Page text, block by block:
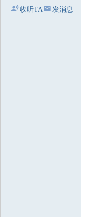
收听TA 发消息